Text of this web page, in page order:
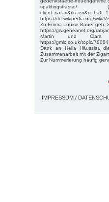
spaldingstrasse/
https://de.wikipedia.org/wiki/
Zu Emma Louise Bauer geb.
https://gw.geneanet.org/
Martin und Clara
https://gmic.co.uk/topic/
Dank an Hella Häussler,
Zusammenarbeit mit der
Zur Nummerierung häufig
IMPRESSUM /